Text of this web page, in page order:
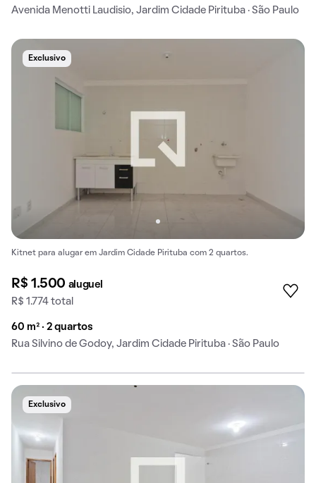
Avenida Menotti Laudisio, Jardim Cidade Pirituba · São Paulo
Exclusivo
Kitnet para alugar em Jardim Cidade Pirituba com 2 quartos.
R$ 1.500 aluguel
R$ 1.774 total
60 m² · 2 quartos
Rua Silvino de Godoy, Jardim Cidade Pirituba · São Paulo
Exclusivo